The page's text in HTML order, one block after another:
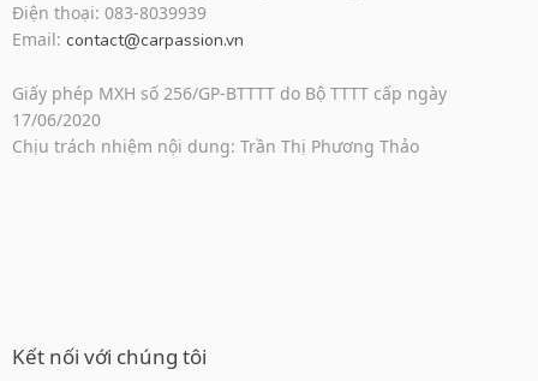
Điện thoại: 083-8039939
Email: contact@carpassion.vn
Giấy phép MXH số 256/GP-BTTTT do Bộ TTTT cấp ngày
17/06/2020
Chịu trách nhiệm nội dung: Trần Thị Phương Thảo
Kết nối với chúng tôi